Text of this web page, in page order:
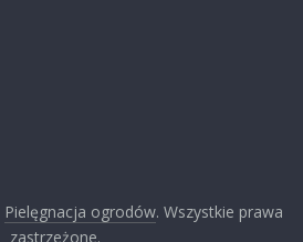
Pielęgnacja ogrodów. Wszystkie prawa
zastrzeżone.